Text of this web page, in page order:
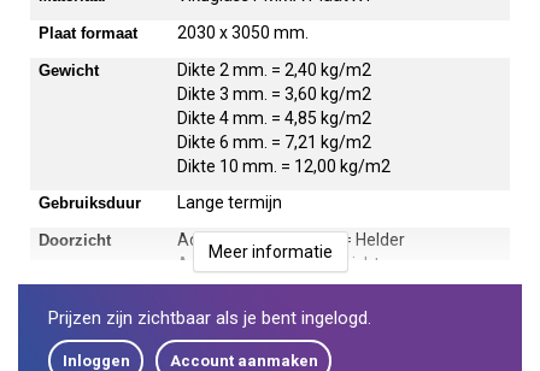
Plaat formaat 2030 x 3050 mm.
Gewicht
Dikte 2 mm. = 2,40 kg/m2
Dikte 3 mm. = 3,60 kg/m2
Dikte 4 mm. = 4,85 kg/m2
Dikte 6 mm. = 7,21 kg/m2
Dikte 10 mm. = 12,00 kg/m2
Gebruiksduur Lange termijn
Doorzicht
Acrylaat Transparant = Helder
Acrylaat Opaal = Doorzicht
Acrylaat wit = Blokkend
Toepassing Binnen
Meer informatie
Prijzen zijn zichtbaar als je bent ingelogd.
Inloggen Account aanmaken